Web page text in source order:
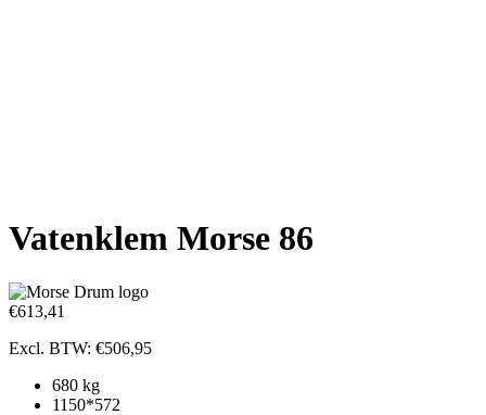
Vatenklem Morse 86
€613,41
Excl. BTW: €506,95
680 kg
1150*572